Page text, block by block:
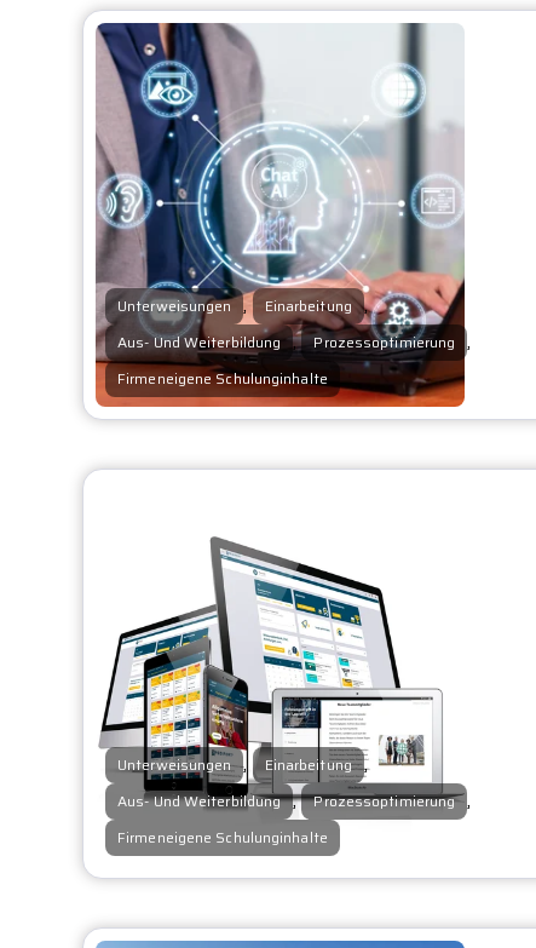
Unterweisungen , Einarbeitung ,
Aus- Und Weiterbildung , Prozessoptimierung ,
Firmeneigene Schulunginhalte
Unterweisungen , Einarbeitung ,
Aus- Und Weiterbildung , Prozessoptimierung ,
Firmeneigene Schulunginhalte